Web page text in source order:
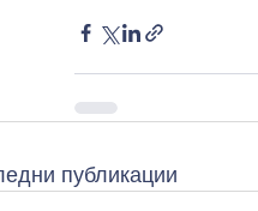
публикации